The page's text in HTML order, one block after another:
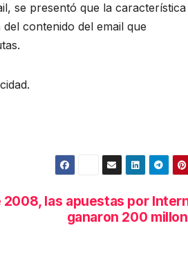
se presentó que la característica
contenido del email que
2008, las apuestas por
ganaron 200